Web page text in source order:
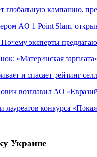
глобальную кампанию,
AO 1 Point Slam,
Почему эксперты
«Материнская
и спасает рейтинг
возглавил АО
лауреатов конкурса
Украине